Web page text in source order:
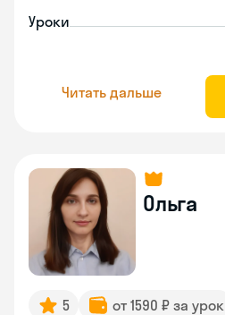
Уроки
Читать дальше
Ольга
5 от 1590 ₽ за урок